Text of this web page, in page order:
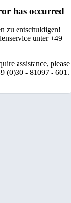
has occurred
zu entschuldigen!
unter +49
assistance, please
(0)30 - 81097 - 601.